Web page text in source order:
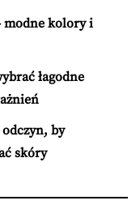
modne kolory i
łagodne
by
skóry